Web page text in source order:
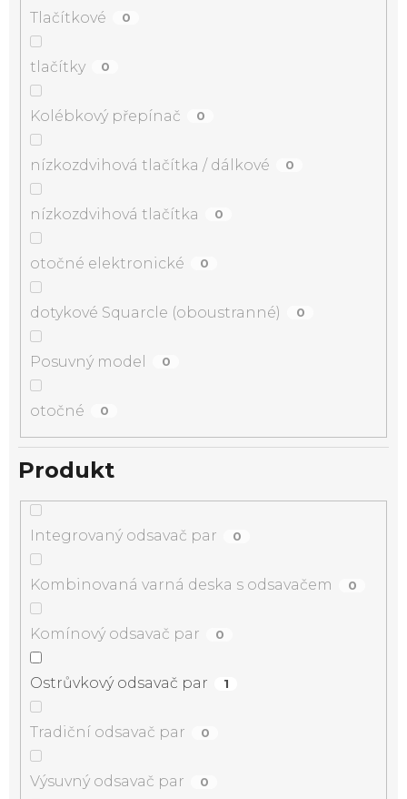
Tlačítkové 0
tlačítky 0
Kolébkový přepínač 0
nízkozdvihová tlačítka / dálkové 0
nízkozdvihová tlačítka 0
otočné elektronické 0
dotykové Squarcle (oboustranné) 0
Posuvný model 0
otočné 0
Produkt
Integrovaný odsavač par 0
Kombinovaná varná deska s odsavačem 0
Komínový odsavač par 0
Ostrůvkový odsavač par 1
Tradiční odsavač par 0
Výsuvný odsavač par 0